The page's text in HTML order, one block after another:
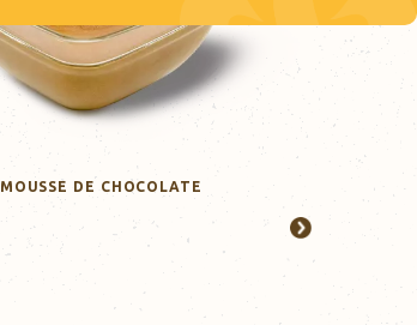
+351244 813 006
Leiria - Miguel Torga
MOUSSE DE CHOCOLATE